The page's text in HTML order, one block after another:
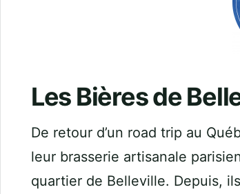
Les Bières de
De retour d’un road trip au
leur brasserie artisanale
quartier de Belleville. Depuis,